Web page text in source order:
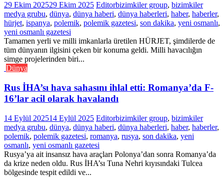
29 Ekim 202529 Ekim 2025 Editorbizimkiler group, bizimkiler
medya grubu, dünya, dünya haberi, dünya haberleri, haber, haberler,
hürjet, ispanya, polemik, polemik gazetesi, son dakika, yeni osmanlı,
yeni osmanlı gazetesi
Tamamen yerli ve milli imkanlarla üretilen HÜRJET, şimdilerde de
tüm dünyanın ilgisini çeken bir konuma geldi. Milli havacılığın
simge projelerinden biri...
Dünya
Rus İHA’sı hava sahasını ihlal etti: Romanya’da F-
16’lar acil olarak havalandı
14 Eylül 202514 Eylül 2025 Editorbizimkiler group, bizimkiler
medya grubu, dünya, dünya haberi, dünya haberleri, haber, haberler,
polemik, polemik gazetesi, romanya, rusya, son dakika, yeni
osmanlı, yeni osmanlı gazetesi
Rusya’ya ait insansız hava araçları Polonya’dan sonra Romanya’da
da krize neden oldu. Rus İHA’sı Tuna Nehri kıyısındaki Tulcea
bölgesinde tespit edildi ve...